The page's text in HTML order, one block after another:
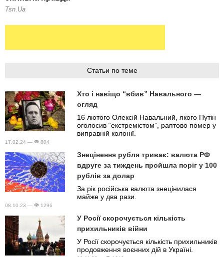
Статьи по теме
Хто і навіщо “вбив” Навального —
огляд
16 лютого Олексій Навальний, якого Путін
оголосив “екстремістом”, раптово помер у
виправній колонії.
17.02.24 — 804
Знецінення рубля триває: валюта РФ
вдруге за тиждень пройшла поріг у 100
рублів за долар
За рік російська валюта знецінилася
майже у два рази.
08.10.23 — 1296
У Росії скорочується кількість
прихильників війни
У Росії скорочується кількість прихильників
продовження воєнних дій в Україні.